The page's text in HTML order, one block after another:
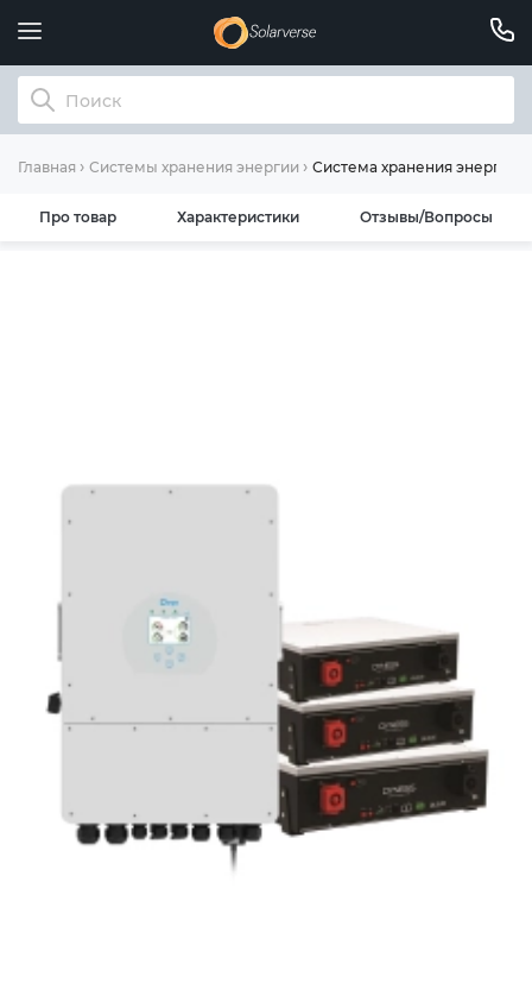
Главная Системы хранения энергии Система хранения энергии
Про товар Характеристики Отзывы/Вопросы